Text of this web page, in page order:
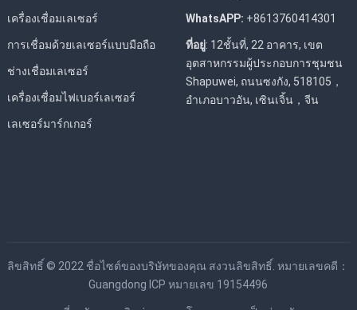
เครื่องเชื่อมเลเซอร์
การเชื่อมด้วยเลเซอร์แบบมือถือ
ช่างเชื่อมเลเซอร์
เครื่องเชื่อมไฟเบอร์เลเซอร์
เลเซอร์มาร์กเกอร์
WhatsAPP: +8613760414301
ที่อยู่: 12ชั้นที่, 22 อาคาร, เขต
อุตสาหกรรมผู้ประกอบการชุมชน
Shapuwei, ถนนซงกัง, 518105，
อำเภอบาวอัน, เซินเจิ้น，จีน
ลิขสิทธิ์ © 2022 ชื่อไซต์ของบริษัทของคุณ สงวนลิขสิทธิ์. หมายเลขคดี：
Guangdong ICP หมายเลข 19154496